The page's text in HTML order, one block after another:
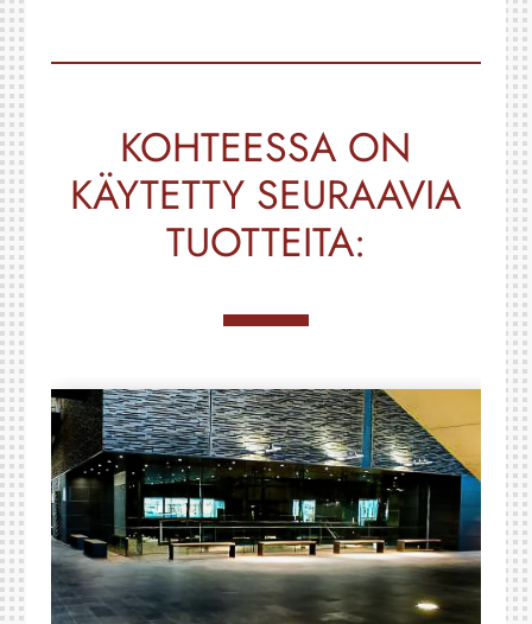
KOHTEESSA ON
KÄYTETTY SEURAAVIA
TUOTTEITA: